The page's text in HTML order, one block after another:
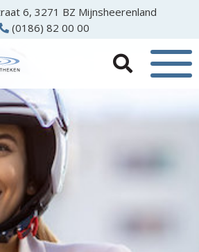
6, 3271 BZ Mijnsheerenland
(0186) 82 00 00